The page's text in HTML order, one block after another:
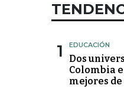
1 EDUCACIÓN
Dos
Colombia
mejores